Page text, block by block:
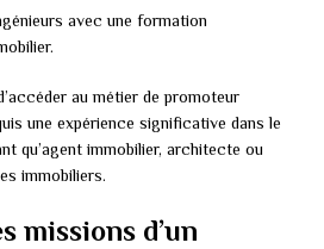
avec une formation
au métier de promoteur
une expérience significative dans le
qu’agent immobilier, architecte ou
immobiliers.
missions d’un